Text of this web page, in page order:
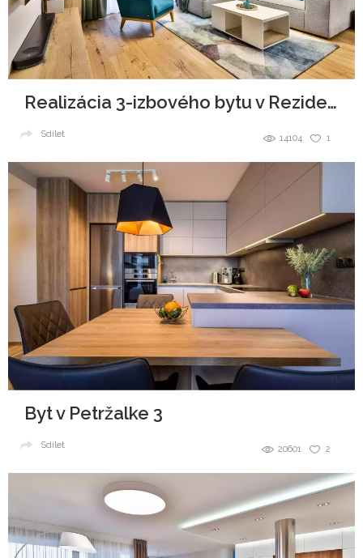
Realizácia 3-izbového bytu v Rezidencie Pri mýte
1
14104
Sdílet
Byt v Petržalke 3
2
20601
Sdílet